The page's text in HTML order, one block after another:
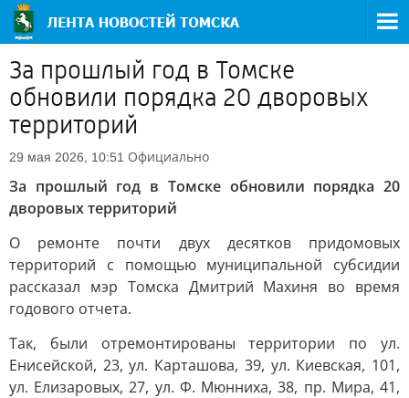
За прошлый год в Томске
обновили порядка 20 дворовых
территорий
29 мая 2026, 10:51 Официально
За прошлый год в Томске обновили порядка 20
дворовых территорий
О ремонте почти двух десятков придомовых
территорий с помощью муниципальной субсидии
рассказал мэр Томска Дмитрий Махиня во время
годового отчета.
Так, были отремонтированы территории по ул.
Енисейской, 23, ул. Карташова, 39, ул. Киевская, 101,
ул. Елизаровых, 27, ул. Ф. Мюнниха, 38, пр. Мира, 41,